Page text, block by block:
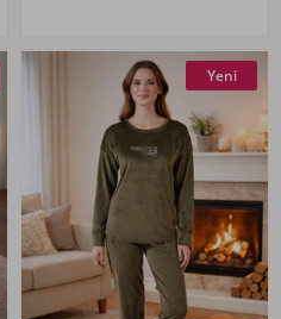
Yeni